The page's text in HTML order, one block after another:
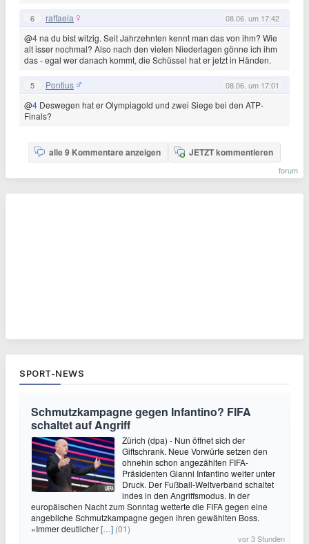
6 raffaela 08.06. um 17:42
@4na du bist witzig. Seit Jahrzehnten kennt man das von ihm? Wie
alt isser nochmal? Also nach den vielen Niederlagen gönne ich ihm
das - egal wer danach kommt, die Schüssel hat er jetzt in Händen.
5 Pontius 08.06. um 17:01
@4 Deswegen hat er Olympiagold und zwei Siege bei den ATP-
Finals?
alle 9 Kommentare anzeigen JETZT kommentieren
forum
SPORT-NEWS
Schmutzkampagne gegen Infantino? FIFA
schaltet auf Angriff
Zürich (dpa) - Nun öffnet sich der
Giftschrank. Neue Vorwürfe setzen den
ohnehin schon angezählten FIFA-
Präsidenten Gianni Infantino weiter unter
Druck. Der Fußball-Weltverband schaltet
indes in den Angriffsmodus. In der
europäischen Nacht zum Sonntag wetterte die FIFA gegen eine
angebliche Schmutzkampagne gegen ihren gewählten Boss.
«Immer deutlicher[…] (01)
vor 3 Stunden